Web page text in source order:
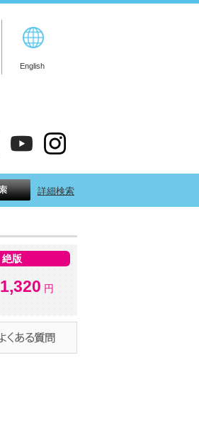
English
詳細検索
絶版
1,320 円